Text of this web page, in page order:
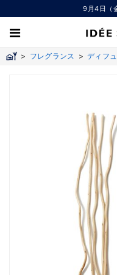
9月4日（
> フレグランス >ディフ